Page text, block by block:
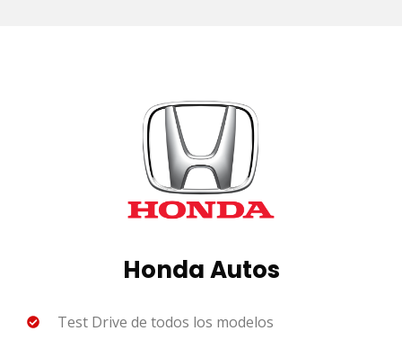
Honda Autos
Test Drive de todos los modelos